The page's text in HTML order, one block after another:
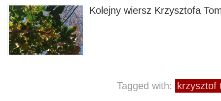
Kolejny wiersz Krzysztofa
Tagged with: krzysztof